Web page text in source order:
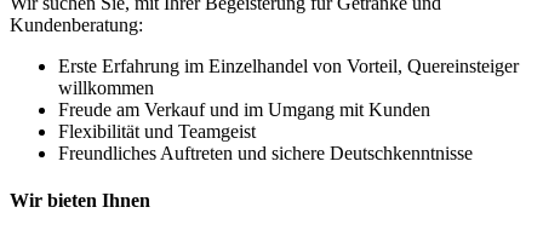
Kundenberatung:
Erste Erfahrung im Einzelhandel von Vorteil, Quereinsteiger
willkommen
Freude am Verkauf und im Umgang mit Kunden
Flexibilität und Teamgeist
Freundliches Auftreten und sichere Deutschkenntnisse
Wir bieten Ihnen